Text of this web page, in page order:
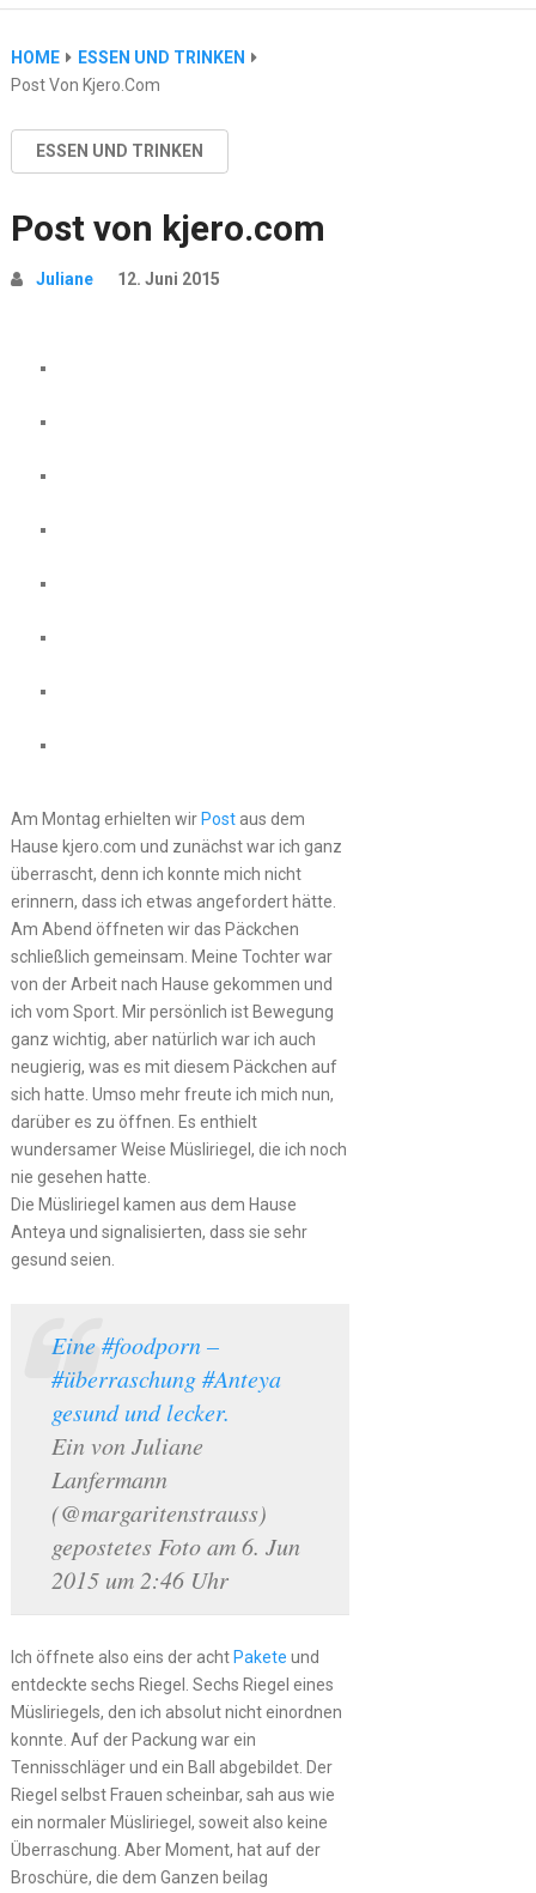
HOME
ESSEN UND TRINKEN
Post Von Kjero.com
ESSEN UND TRINKEN
Post von kjero.com
Juliane 12. Juni 2015
Am Montag erhielten wir Postaus dem
Hause kjero.com und zunächst war ich ganz
überrascht, denn ich konnte mich nicht
erinnern, dass ich etwas angefordert hätte.
Am Abend öffneten wir das Päckchen
schließlich gemeinsam. Meine Tochter war
von der Arbeit nach Hause gekommen und
ich vom Sport. Mir persönlich ist Bewegung
ganz wichtig, aber natürlich war ich auch
neugierig, was es mit diesem Päckchen auf
sich hatte. Umso mehr freute ich mich nun,
darüber es zu öffnen. Es enthielt
wundersamer Weise Müsliriegel, die ich noch
nie gesehen hatte.
Die Müsliriegel kamen aus dem Hause
Anteya und signalisierten, dass sie sehr
gesund seien.
Eine #foodporn –
#überraschung #Anteya
gesund und lecker.
Ein von Juliane
Lanfermann
(@margaritenstrauss)
gepostetes Foto am 6. Jun
2015 um 2:46 Uhr
Ich öffnete also eins der acht Pakete und
entdeckte sechs Riegel. Sechs Riegel eines
Müsliriegels, den ich absolut nicht einordnen
konnte. Auf der Packung war ein
Tennisschläger und ein Ball abgebildet. Der
Riegel selbst Frauen scheinbar, sah aus wie
ein normaler Müsliriegel, soweit also keine
Überraschung. Aber Moment, hat auf der
Broschüre, die dem Ganzen beilag